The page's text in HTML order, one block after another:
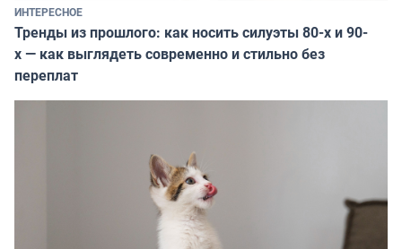
ИНТЕРЕСНОЕ
Тренды из прошлого: как носить силуэты 80-х и 90-
х — как выглядеть современно и стильно без
переплат